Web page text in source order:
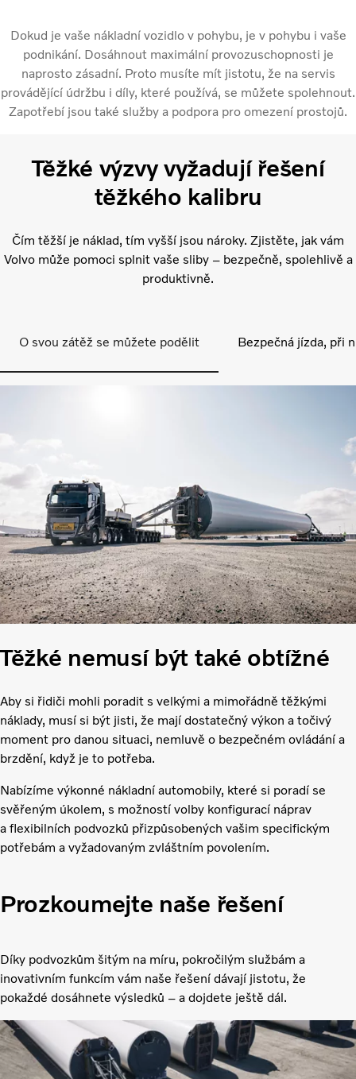
Dokud je vaše nákladní vozidlo v pohybu, je v pohybu i vaše
podnikání. Dosáhnout maximální provozuschopnosti je
naprosto zásadní. Proto musíte mít jistotu, že na servis
provádějící údržbu i díly, které používá, se můžete spolehnout.
Zapotřebí jsou také služby a podpora pro omezení prostojů.
Těžké výzvy vyžadují řešení
těžkého kalibru
Čím těžší je náklad, tím vyšší jsou nároky. Zjistěte, jak vám
Volvo může pomoci splnit vaše sliby – bezpečně, spolehlivě a
produktivně.
O svou zátěž se můžete podělit Bezpečná jízda, při
Těžké nemusí být také obtížné
Aby si řidiči mohli poradit s velkými a mimořádně těžkými
náklady, musí si být jisti, že mají dostatečný výkon a točivý
moment pro danou situaci, nemluvě o bezpečném ovládání a
brzdění, když je to potřeba.
Nabízíme výkonné nákladní automobily, které si poradí se
svěřeným úkolem, s možností volby konfigurací náprav
a flexibilních podvozků přizpůsobených vašim specifickým
potřebám a vyžadovaným zvláštním povolením.
Prozkoumejte naše řešení
Díky podvozkům šitým na míru, pokročilým službám a
inovativním funkcím vám naše řešení dávají jistotu, že
pokaždé dosáhnete výsledků – a dojdete ještě dál.